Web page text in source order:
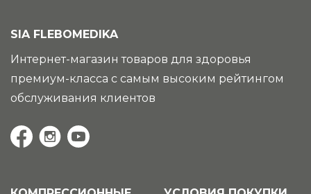
SIA FLEBOMEDIKA
Интернет-магазин товаров для здоровья
премиум-класса с самым высоким рейтингом
обслуживания клиентов